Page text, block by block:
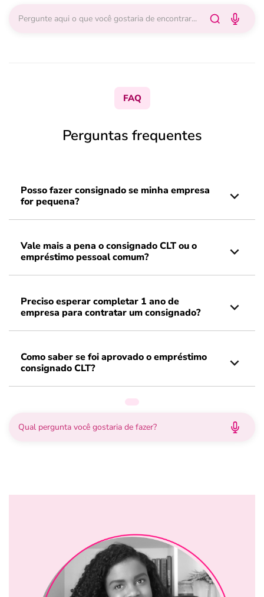
FAQ
Perguntas frequentes
Posso fazer consignado se minha empresa
for pequena?
Vale mais a pena o consignado CLT ou o
empréstimo pessoal comum?
Preciso esperar completar 1 ano de
empresa para contratar um consignado?
Como saber se foi aprovado o empréstimo
consignado CLT?